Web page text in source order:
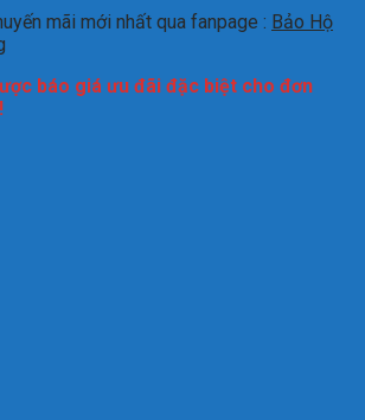
mãi mới nhất qua fanpage : Bảo Hộ
báo giá ưu đãi đặc biệt cho đơn